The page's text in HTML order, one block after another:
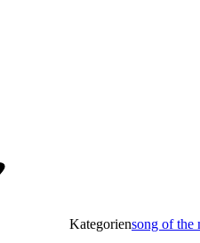
Kategoriensong of the